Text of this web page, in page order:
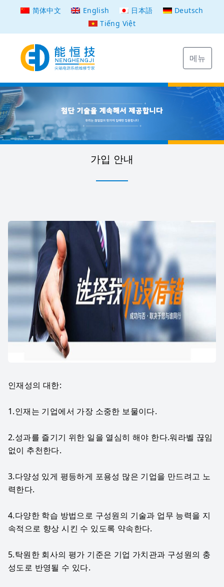
简体中文 English 日本語
Deutsch
Tiếng Việt
메뉴
가입 안내
인재성의 대한:
1.인재는 기업에서 가장 소중한 보물이다.
2.성과를 즐기기 위한 일을 열심히 해야 한다.워라벨 끊임
없이 추천한다.
3.다양성 있게 평등하게 포용성 많은 기업을 만드려고 노
력한다.
4.다양한 학습 방법으로 구성원의 기술과 업무 능력을 지
속적으로 향상 시킨 수 있도록 약속한다.
5.탁원한 회사의 평가 기준은 기업 가치관과 구성원의 충
성도로 반영될 수 있다.